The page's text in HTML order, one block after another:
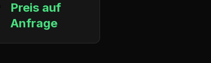
Preis auf
Anfrage